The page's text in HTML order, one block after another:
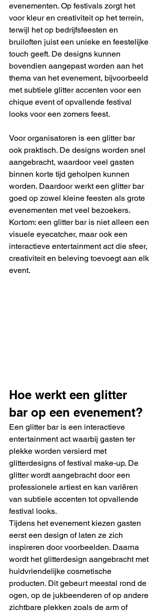
evenementen. Op festivals zorgt het
voor kleur en creativiteit op het terrein,
terwijl het op bedrijfsfeesten en
bruiloften juist een unieke en feestelijke
touch geeft. De designs kunnen
bovendien aangepast worden aan het
thema van het evenement, bijvoorbeeld
met subtiele glitter accenten voor een
chique event of opvallende festival
looks voor een zomers feest.
Voor organisatoren is een glitter bar
ook praktisch. De designs worden snel
aangebracht, waardoor veel gasten
binnen korte tijd geholpen kunnen
worden. Daardoor werkt een glitter bar
goed op zowel kleine feesten als grote
evenementen met veel bezoekers.
Kortom: een glitter bar is niet alleen een
visuele eyecatcher, maar ook een
interactieve entertainment act die sfeer,
creativiteit en beleving toevoegt aan elk
event.
Hoe werkt een glitter
bar op een evenement?
Een glitter bar is een interactieve
entertainment act waarbij gasten ter
plekke worden versierd met
glitterdesigns of festival make-up. De
glitter wordt aangebracht door een
professionele artiest en kan variëren
van subtiele accenten tot opvallende
festival looks.
Tijdens het evenement kiezen gasten
eerst een design of laten ze zich
inspireren door voorbeelden. Daarna
wordt het glitterdesign aangebracht met
huidvriendelijke cosmetische
producten. Dit gebeurt meestal rond de
ogen, op de jukbeenderen of op andere
zichtbare plekken zoals de arm of